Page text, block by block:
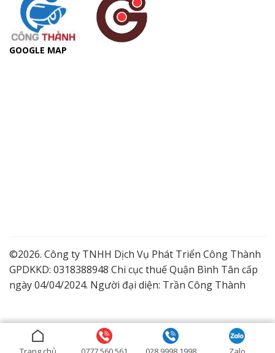
GOOGLE MAP
©2026. Công ty TNHH Dịch Vụ Phát Triển Công Thành
GPDKKD: 0318388948 Chi cục thuế Quận Bình Tân cấp
ngày 04/04/2024. Người đại diện: Trần Công Thành
Lắp Camera Quận 9 Giá Tốt
Dịch vụ lắp đặt camera trọn gói
Lắp đặt camera ở Bình Dương